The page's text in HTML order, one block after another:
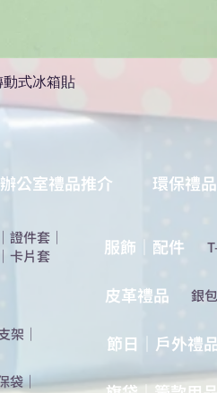
動式冰箱貼
辦公室禮品推介 環保禮
｜ 證件套 ｜
｜ 卡片套
架 ｜
袋｜
服飾｜配件
​皮革禮品 ​銀包
節日｜戶外禮